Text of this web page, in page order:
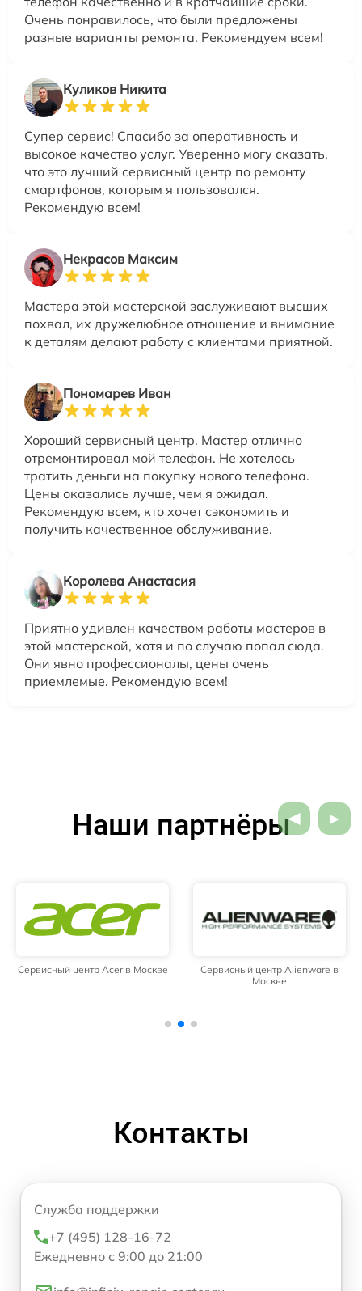
Очень понравилось, что были предложены
разные варианты ремонта. Рекомендуем всем!
Куликов Никита
Супер сервис! Спасибо за оперативность и
высокое качество услуг. Уверенно могу сказать,
что это лучший сервисный центр по ремонту
смартфонов, которым я пользовался.
Рекомендую всем!
Некрасов Максим
Мастера этой мастерской заслуживают высших
похвал, их дружелюбное отношение и внимание
к деталям делают работу с клиентами приятной.
Пономарев Иван
Хороший сервисный центр. Мастер отлично
отремонтировал мой телефон. Не хотелось
тратить деньги на покупку нового телефона.
Цены оказались лучше, чем я ожидал.
Рекомендую всем, кто хочет сэкономить и
получить качественное обслуживание.
Королева Анастасия
Приятно удивлен качеством работы мастеров в
этой мастерской, хотя и по случаю попал сюда.
Они явно профессионалы, цены очень
приемлемые. Рекомендую всем!
Наши партнёры
Сервисный центр Acer в Москве
Сервисный центр Alienware в
Москве
Контакты
Служба поддержки
+7 (495) 128-16-72
Ежедневно с 9:00 до 21:00